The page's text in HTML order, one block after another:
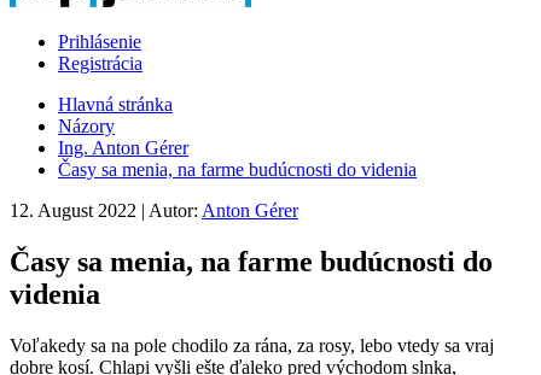
Prihlásenie
Registrácia
Hlavná stránka
Názory
Ing. Anton Gérer
Časy sa menia, na farme budúcnosti do videnia
12. August 2022 | Autor: Anton Gérer
Časy sa menia, na farme budúcnosti do
videnia
Voľakedy sa na pole chodilo za rána, za rosy, lebo vtedy sa vraj
dobre kosí. Chlapi vyšli ešte ďaleko pred východom slnka,